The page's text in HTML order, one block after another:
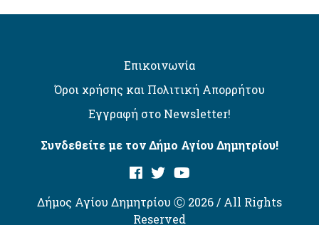
Επικοινωνία
Όροι χρήσης και Πολιτική Απορρήτου
Εγγραφή στο Newsletter!
Συνδεθείτε με τον Δήμο Αγίου Δημητρίου!
Δήμος Αγίου Δημητρίου Ⓒ 2026 / All Rights
Reserved